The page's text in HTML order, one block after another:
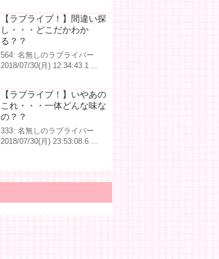
【ラブライブ！】間違い探
し・・・どこだかわか
る？？
564: 名無しのラブライバー
2018/07/30(月) 12:34:43.1 …
【ラブライブ！】いやあの
これ・・・一体どんな味な
の？？
333: 名無しのラブライバー
2018/07/30(月) 23:53:08.6 …